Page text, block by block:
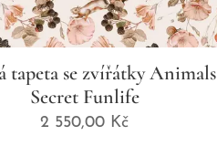
tapeta se zvířátky Animals
Secret Funlife
2 550,00 Kč